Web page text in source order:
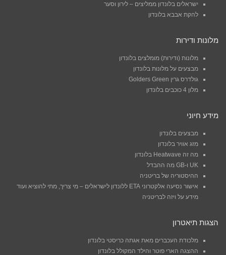
ישראלים בלונדון ממליצים – לירון וסער
להקת אבבא בלונדון
מלונות ודירות
מלונות (ודירות) מומלצים בלונדון
מבצעים על מלונות בלונדון
גולדרס גרין Golders Green
מלון 4 כוכבים בלונדון
מידע חיוני
מבצעים בלונדון
מזג אוויר בלונדון
מה זה Heatwave בלונדון
UK ו-GB מה ההבדל
ההיסטוריה של בריטניה
אישור נסיעה אלקטרוני ETA ללונדון לישראלים – מי צריך, מתי להוציא ועוד
מידע על ויזה לבריטניה
הצגות תיאטרון
מלכודת העכברים מאת אגתה כריסטי בלונדון
ההצגה הארי פוטר והילד המקולל בלונדון